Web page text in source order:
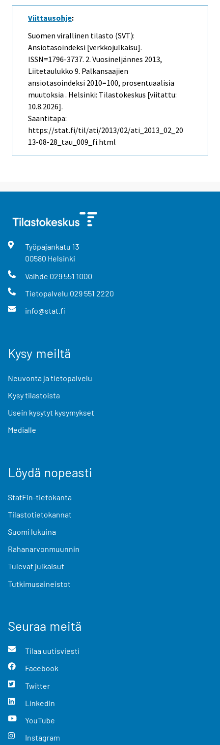
Viittausohje:
Suomen virallinen tilasto (SVT):
Ansiotasoindeksi [verkkojulkaisu].
ISSN=1796-3737. 2. Vuosineljännes 2013,
Liitetaulukko 9. Palkansaajien
ansiotasoindeksi 2010=100, prosentuaalisia
muutoksia . Helsinki: Tilastokeskus [viitattu:
10.8.2026].
Saantitapa:
https://stat.fi/til/ati/2013/02/ati_2013_02_20
13-08-28_tau_009_fi.html
Työpajankatu 13
00580 Helsinki
Vaihde 029 551 1000
Tietopalvelu 029 551 2220
info@stat.fi
Kysy meiltä
Neuvonta ja tietopalvelu
Kysy tilastoista
Usein kysytyt kysymykset
Medialle
Löydä nopeasti
StatFin-tietokanta
Tilastotietokannat
Suomi lukuina
Rahanarvonmuunnin
Tulevat julkaisut
Tutkimusaineistot
Seuraa meitä
Tilaa uutisviesti
Facebook
Twitter
LinkedIn
YouTube
Instagram